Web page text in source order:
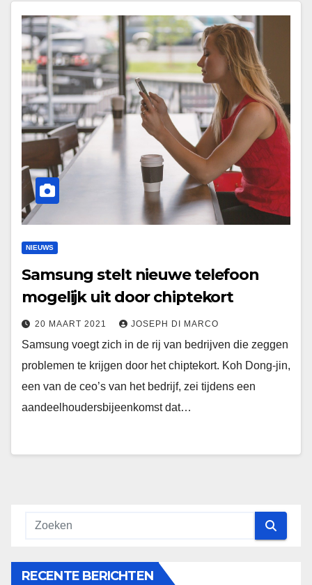
NIEUWS
Samsung stelt nieuwe telefoon
mogelijk uit door chiptekort
20 MAART 2021 JOSEPH DI MARCO
Samsung voegt zich in de rij van bedrijven die zeggen
problemen te krijgen door het chiptekort. Koh Dong-jin,
een van de ceo’s van het bedrijf, zei tijdens een
aandeelhoudersbijeenkomst dat…
RECENTE BERICHTEN